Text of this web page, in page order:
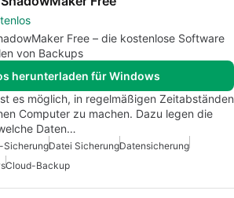
Free – die kostenlose Software
von Backups
herunterladen für Windows
es möglich, in regelmäßigen Zeitabständen
Computer zu machen. Dazu legen die
Daten…
SicherungDatei SicherungDatensicherung
Cloud-Backup